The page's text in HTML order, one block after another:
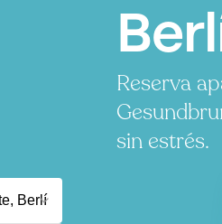
Reserva
sin estrés.